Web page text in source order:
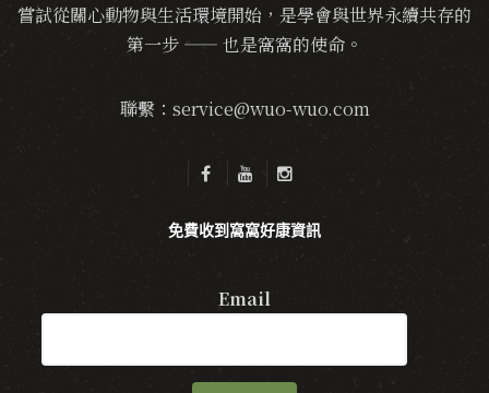
嘗試從關心動物與生活環境開始，是學會與世界永續共存的
第一步 —— 也是窩窩的使命。
聯繫：service@wuo-wuo.com
免費收到窩窩好康資訊
Email